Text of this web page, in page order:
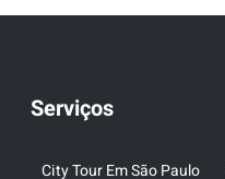
Serviços
City Tour Em São Paulo